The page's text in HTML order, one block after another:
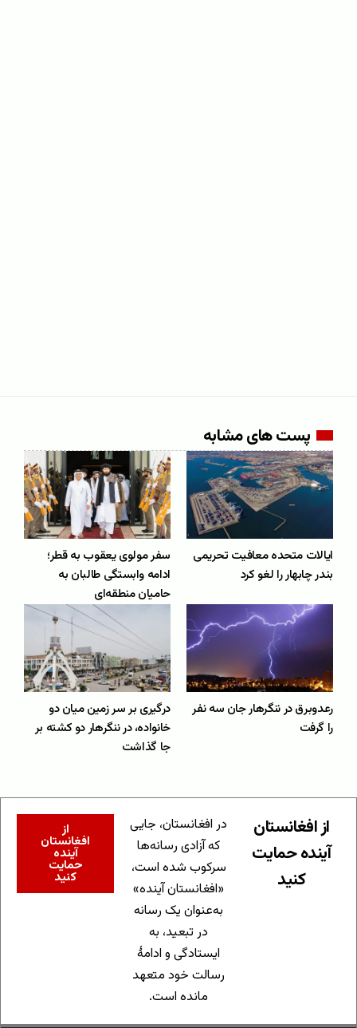
پست های مشابه
ایالات متحده معافیت تحریمی
بندر چابهار را لغو کرد
سفر مولوی یعقوب به قطر؛
ادامه وابستگی طالبان به
حامیان منطقه‌ای
رعدوبرق در ننگرهار جان سه نفر
را گرفت
درگیری بر سر زمین میان دو
خانواده، در ننگرهار دو کشته بر
جا گذاشت
از افغانستان
آینده حمایت
کنید
در افغانستان، جایی
که آزادی رسانه‌ها
سرکوب شده است،
«افغانستان آینده»
به‌عنوان یک رسانه
در تبعید، به
ایستادگی و ادامهٔ
رسالت خود متعهد
مانده است.
از
افغانستان
آینده
حمایت
کنید